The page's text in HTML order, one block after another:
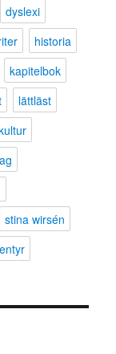
dyslexi
historia
kapitelbok
lättläst
stina wirsén